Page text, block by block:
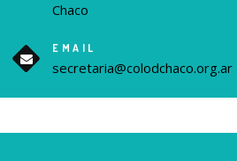
Chaco
EMAIL
secretaria@colodchaco.org.ar